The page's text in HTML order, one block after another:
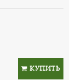
КУПИТЬ